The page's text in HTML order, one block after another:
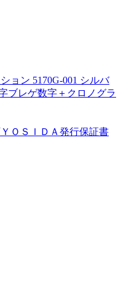
ョン 5170G-001 シルバ
ブレゲ数字＋クロノグラ
ＯＳＩＤＡ発行保証書